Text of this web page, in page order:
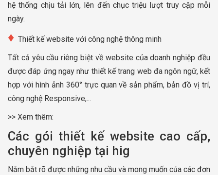
hệ thống chịu tải lớn, lên đến chục triệu lượt truy cập mỗi
ngày.
♦ ​ ​ Thiết kế website với công nghệ thông minh
Tất cả yêu cầu riêng biệt về website của doanh nghiệp đều
được đáp ứng ngay như thiết kế trang web đa ngôn ngữ, kết
hợp với hình ảnh 360° trực quan về sản phẩm, bản đồ vị trí,
công nghệ Responsive,...
>> Xem thêm:
Các gói thiết kế website cao cấp,
chuyên nghiệp tại hig
Nắm bắt rõ được những nhu cầu và mong muốn của các đơn